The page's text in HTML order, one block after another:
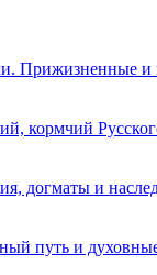
Прижизненные и
кормчий
догматы и
путь и